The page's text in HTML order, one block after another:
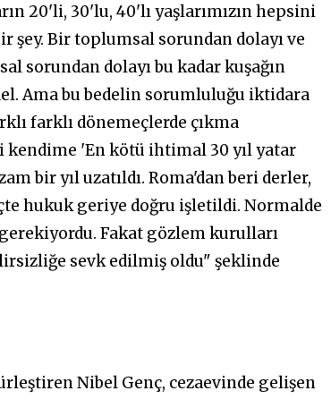
20'li, 30'lu, 40'lı yaşlarımızın hepsini
şey. Bir toplumsal sorundan dolayı ve
sorundan dolayı bu kadar kuşağın
Ama bu bedelin sorumluluğu iktidara
farklı dönemeçlerde çıkma
'En kötü ihtimal 30 yıl yatar
bir yıl uzatıldı. Roma'dan beri derler,
hukuk geriye doğru işletildi. Normalde
Fakat gözlem kurulları
sevk edilmiş oldu" şeklinde
Nibel Genç, cezaevinde gelişen